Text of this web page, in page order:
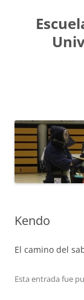
contenido
Kendo
El camino del
Esta entrada fue